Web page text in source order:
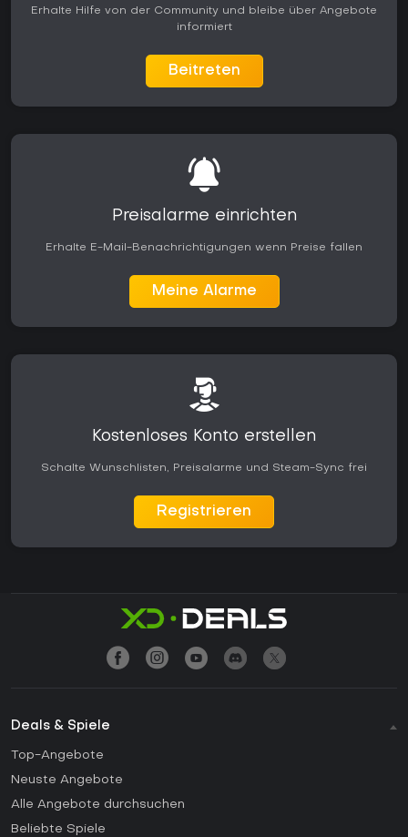
Erhalte Hilfe von der Community und bleibe über Angebote
informiert
Beitreten
Preisalarme einrichten
Erhalte E-Mail-Benachrichtigungen wenn Preise fallen
Meine Alarme
Kostenloses Konto erstellen
Schalte Wunschlisten, Preisalarme und Steam-Sync frei
Registrieren
Deals & Spiele
Top-Angebote
Neuste Angebote
Alle Angebote durchsuchen
Beliebte Spiele